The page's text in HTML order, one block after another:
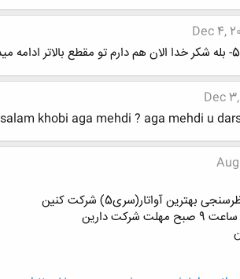
Dec 4,
Dec
salam khobi aga mehdi ? aga mehdi u
Aug
آواتار(سری5) شرکت کنین
دارین